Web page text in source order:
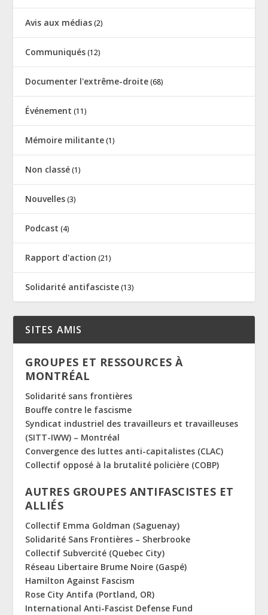
Avis aux médias (2)
Communiqués (12)
Documenter l'extrême-droite (68)
Événement (11)
Mémoire militante (1)
Non classé (1)
Nouvelles (3)
Podcast (4)
Rapport d'action (21)
Solidarité antifasciste (13)
SITES AMIS
GROUPES ET RESSOURCES À
MONTRÉAL
Solidarité sans frontières
Bouffe contre le fascisme
Syndicat industriel des travailleurs et travailleuses
(SITT-IWW) – Montréal
Convergence des luttes anti-capitalistes (CLAC)
Collectif opposé à la brutalité policière (COBP)
AUTRES GROUPES ANTIFASCISTES ET
ALLIÉS
Collectif Emma Goldman (Saguenay)
Solidarité Sans Frontières – Sherbrooke
Collectif Subvercité (Quebec City)
Réseau Libertaire Brume Noire (Gaspé)
Hamilton Against Fascism
Rose City Antifa (Portland, OR)
International Anti-Fascist Defense Fund